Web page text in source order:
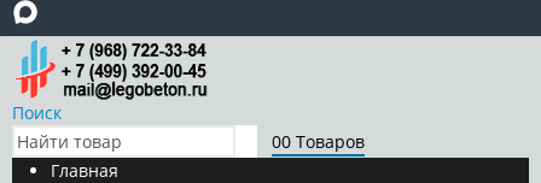
Поиск
00 Товаров
Главная